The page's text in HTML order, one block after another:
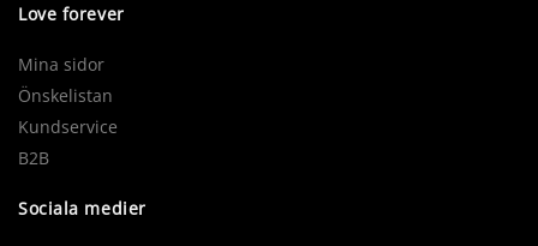
Love forever
Mina sidor
Önskelistan
Kundservice
B2B
Sociala medier